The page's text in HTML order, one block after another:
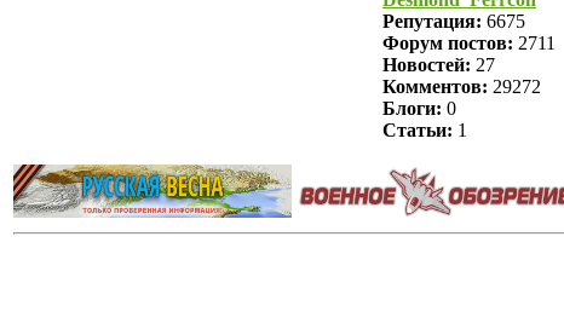
Репутация: 6675
Форум постов: 2711
Новостей: 27
Комментов: 29272
Блоги: 0
Статьи: 1